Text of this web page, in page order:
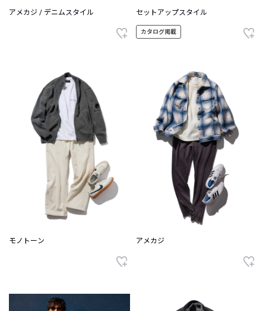
アメカジ / デニムスタイル セットアップスタイル
カタログ掲載
モノトーン アメカジ